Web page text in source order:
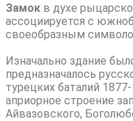
Замок в духе
ассоциируется с
своеобразным
Изначально здание
предназначалось
турецких баталий
априорное строение
Айвазовского,